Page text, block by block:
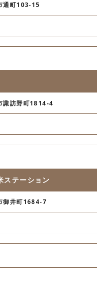
通町103-15
諏訪野町1814-4
テーション
御井町1684-7